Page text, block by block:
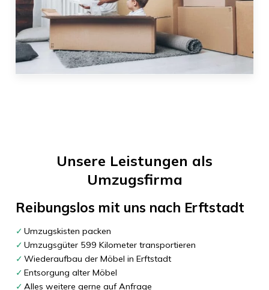
Unsere Leistungen als
Umzugsfirma
Reibungslos mit uns nach Erftstadt
Umzugskisten packen
Umzugsgüter 599 Kilometer transportieren
Wiederaufbau der Möbel in Erftstadt
Entsorgung alter Möbel
Alles weitere gerne auf Anfrage